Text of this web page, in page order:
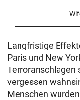
Langfristige
Paris und New
Terroranschlägen
vergessen
Menschen